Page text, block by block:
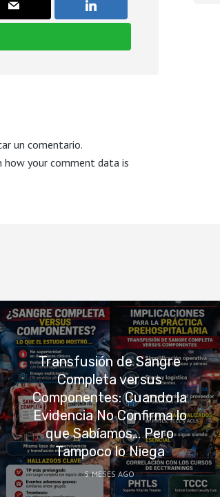
un comentario.
how your comment data is
Transfusión de Sangre
Completa versus
Componentes: Cuando la
Evidencia No Confirma lo
que Sabíamos… Pero
Tampoco lo Niega
5 MESES AGO